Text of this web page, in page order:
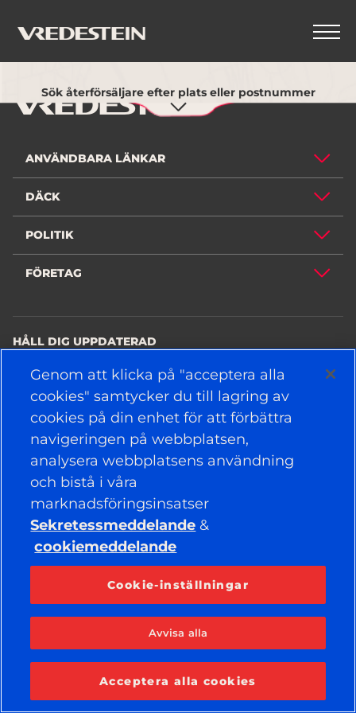
Sök återförsäljare efter plats eller postnummer
ANVÄNDBARA LÄNKAR
DÄCK
POLITIK
FÖRETAG
HÅLL DIG UPPDATERAD
LinkedIn
© 2026 APOLLO TYRES LTD MED ENSAMRÄTT
Genom att klicka på "acceptera alla
cookies" samtycker du till lagring av
cookies på din enhet för att förbättra
navigeringen på webbplatsen,
analysera webbplatsens användning
och bistå i våra
marknadsföringsinsatser
Sekretessmeddelande &
cookiemeddelande
Cookie-inställningar
Avvisa alla
Acceptera alla cookies